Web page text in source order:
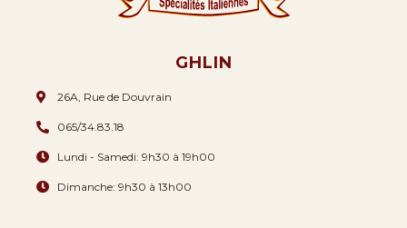
GHLIN
26A, Rue de Douvrain
065/34.83.18
Lundi - Samedi: 9h30 à 19h00
Dimanche: 9h30 à 13h00